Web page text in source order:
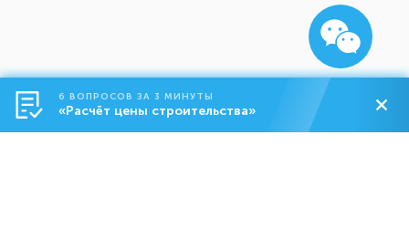
6 ВОПРОСОВ ЗА 3 МИНУТЫ
«Расчёт цены строительства»